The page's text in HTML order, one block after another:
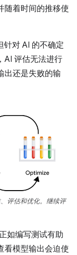
随着时间的推移使
针对 AI 的不确定
AI 评估无法进行
出还是失败的输
评估和优化。继续评
如编写测试有助
看模型输出会迫使